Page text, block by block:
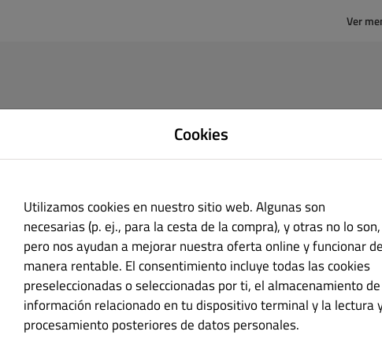
Ver
Cairogal Foods SL
AHMED FAWZI ALI ALAMROUSI
Av. Gran Canaria 15 Bajo, A Coruña 15011,
Spain
Contacto
+34663660222
dive_nemo@hotmail.com
Cookies
Utilizamos cookies en nuestro sitio web. Algunas son
necesarias (p. ej., para la cesta de la compra), y otras no lo son,
pero nos ayudan a mejorar nuestra oferta online y funcionar de
manera rentable. El consentimiento incluye todas las cookies
preseleccionadas o seleccionadas por ti, el almacenamiento de
información relacionado en tu dispositivo terminal y la lectura
procesamiento posteriores de datos personales.